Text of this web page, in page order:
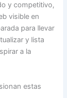
y competitivo,
visible en
para llevar
y lista
a la
estas